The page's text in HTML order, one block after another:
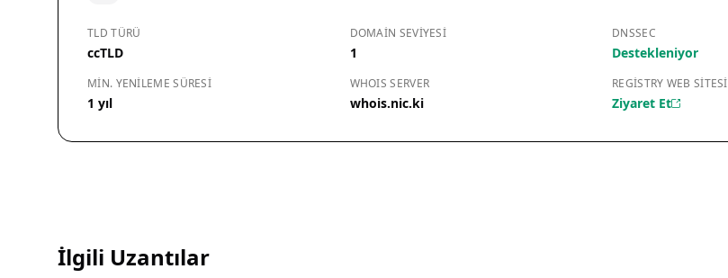
TLD TÜRÜ
ccTLD
DOMAIN SEVIYESI
1
DNSSEC
Destekleniyor
MIN. YENILEME SÜRESI
1 yıl
WHOIS SERVER
whois.nic.ki
REGISTRY WEB SITESI
Ziyaret Et
İlgili Uzantılar